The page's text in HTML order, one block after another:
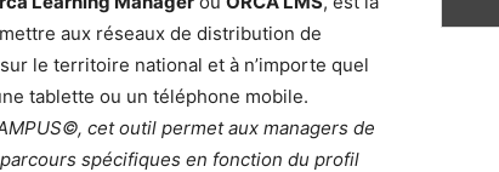
aux réseaux de distribution de
le territoire national et à n’importe quel
tablette ou un téléphone mobile.
©, cet outil permet aux managers de
spécifiques en fonction du profil